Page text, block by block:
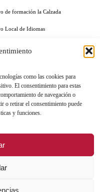
como las cookies para
El consentimiento para estas
de navegación o
o retirar el consentimiento puede
y funciones.
de formación la Calzada
Local de Idiomas
Emplea Saludable Mérida
y Actividades